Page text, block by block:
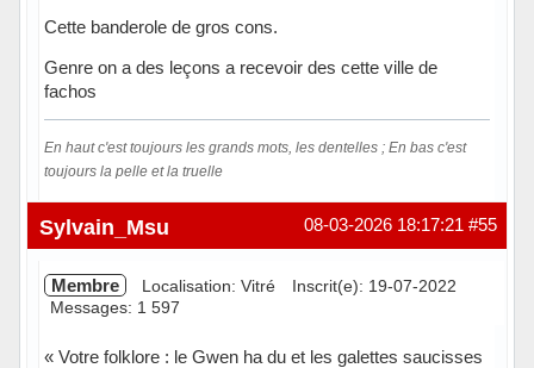
Cette banderole de gros cons.
Genre on a des leçons a recevoir des cette ville de
fachos
En haut c'est toujours les grands mots, les dentelles ; En bas c'est
toujours la pelle et la truelle
Hors ligne #55
08-03-2026 18:17:21
Sylvain_Msu
Membre Localisation: Vitré
Inscrit(e): 19-07-2022
Messages: 1 597
« Votre folklore : le Gwen ha du et les galettes saucisses